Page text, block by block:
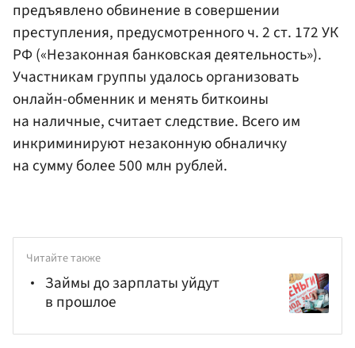
предъявлено обвинение в совершении
преступления, предусмотренного ч. 2 ст. 172 УК
РФ («Незаконная банковская деятельность»).
Участникам группы удалось организовать
онлайн-обменник и менять биткоины
на наличные, считает следствие. Всего им
инкриминируют незаконную обналичку
на сумму более 500 млн рублей.
Читайте также
Займы до зарплаты уйдут
в прошлое